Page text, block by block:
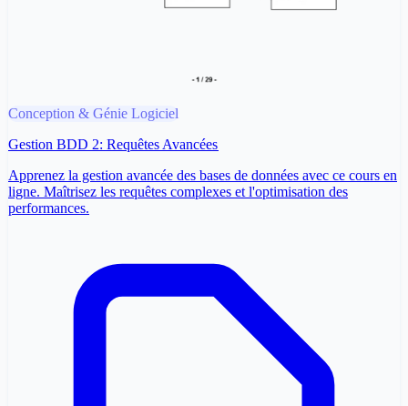
Conception & Génie Logiciel
Gestion BDD 2: Requêtes Avancées
Apprenez la gestion avancée des bases de données avec ce cours en
ligne. Maîtrisez les requêtes complexes et l'optimisation des
performances.